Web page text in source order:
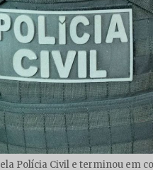
Polícia Civil e terminou em